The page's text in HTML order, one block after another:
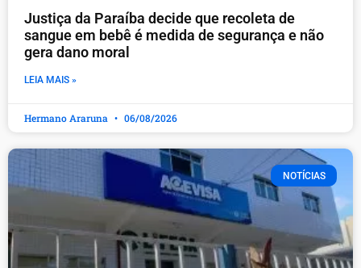
Justiça da Paraíba decide que recoleta de
sangue em bebê é medida de segurança e não
gera dano moral
LEIA MAIS »
Hermano Araruna 06/08/2026
NOTÍCIAS